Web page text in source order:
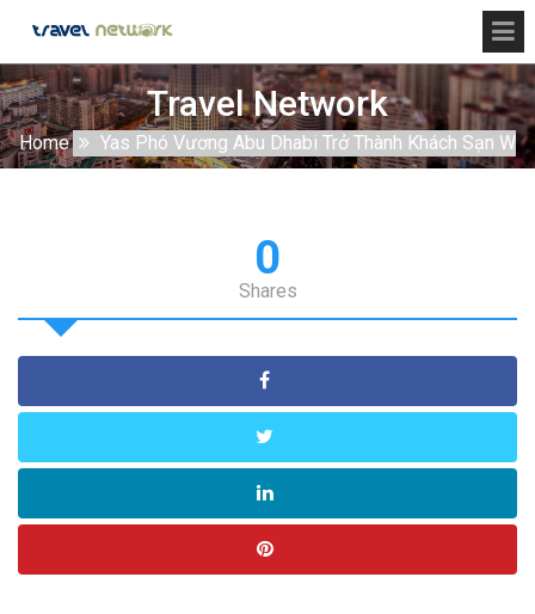
Travel Network
Home Yas Phó Vương Abu Dhabi Trở Thành Khách Sạn W
0
Shares